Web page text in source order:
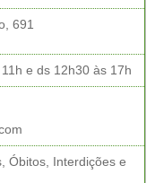
691
e ds 12h30 às 17h
Óbitos, Interdições e